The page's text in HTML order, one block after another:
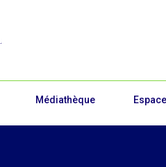
Médiathèque